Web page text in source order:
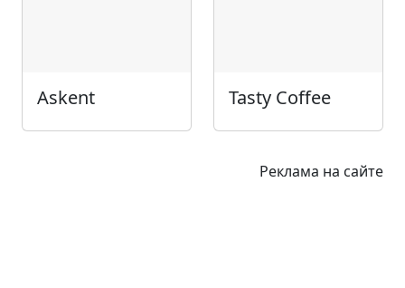
Askent Tasty Coffee
Реклама на сайте